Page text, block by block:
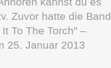
Zuvor hatte die Band
To The Torch" –
25. Januar 2013